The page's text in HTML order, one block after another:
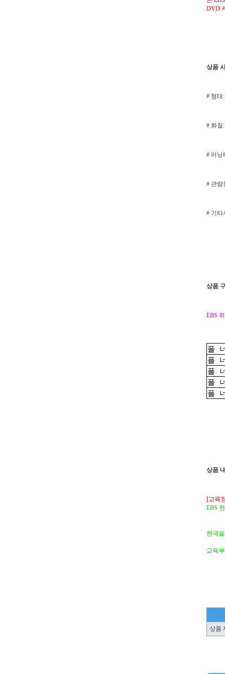
DVD
상품
# 형태
# 화질
# 러닝
# 관람
# 기타
상품
EBS
폴
폴
폴
폴
폴
상품
[교육
EBS
한국
교육
상품